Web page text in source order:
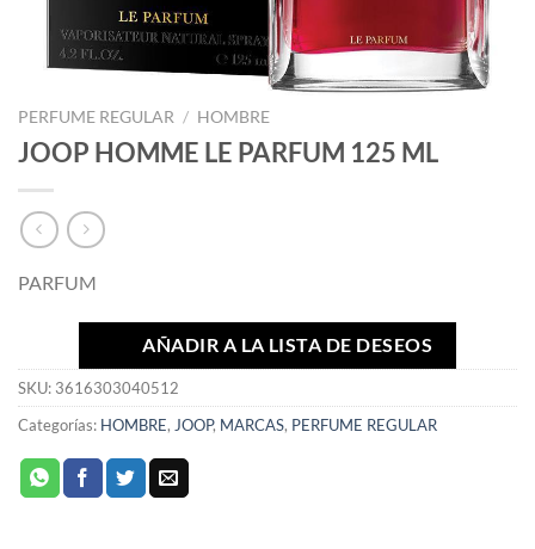
PERFUME REGULAR / HOMBRE
JOOP HOMME LE PARFUM 125 ML
PARFUM
AÑADIR A LA LISTA DE DESEOS
SKU: 3616303040512
Categorías: HOMBRE, JOOP, MARCAS, PERFUME REGULAR